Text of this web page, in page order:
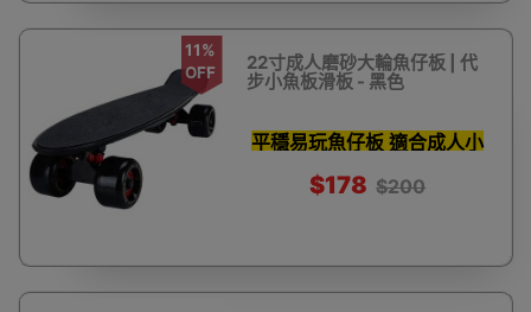
11%
OFF
22寸成人磨砂大輪魚仔板 | 代
步小魚板滑板 - 黑色
平穩易玩魚仔板 適合成人小
$178 $200